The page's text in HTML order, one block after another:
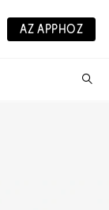
AZ APPHOZ